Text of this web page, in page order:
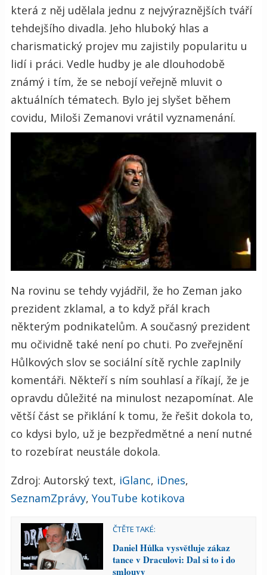
která z něj udělala jednu z nejvýraznějších tváří
tehdejšího divadla. Jeho hluboký hlas a
charismatický projev mu zajistily popularitu u
lidí i práci. Vedle hudby je ale dlouhodobě
známý i tím, že se nebojí veřejně mluvit o
aktuálních tématech. Bylo jej slyšet během
covidu, Miloši Zemanovi vrátil vyznamenání.
Na rovinu se tehdy vyjádřil, že ho Zeman jako
prezident zklamal, a to když přál krach
některým podnikatelům. A současný prezident
mu očividně také není po chuti. Po zveřejnění
Hůlkových slov se sociální sítě rychle zaplnily
komentáři. Někteří s ním souhlasí a říkají, že je
opravdu důležité na minulost nezapomínat. Ale
větší část se přiklání k tomu, že řešit dokola to,
co kdysi bylo, už je bezpředmětné a není nutné
to rozebírat neustále dokola.
Zdroj: Autorský text, iGlanc, iDnes,
SeznamZprávy, YouTube kotikova
ČTĚTE TAKÉ:
Daniel Hůlka vysvětluje zákaz
tance v Draculovi: Dal si to i do
smlouvy